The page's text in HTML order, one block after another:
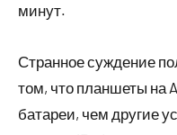
минут.
Странное суждение
том, что планшеты на
батареи, чем другие